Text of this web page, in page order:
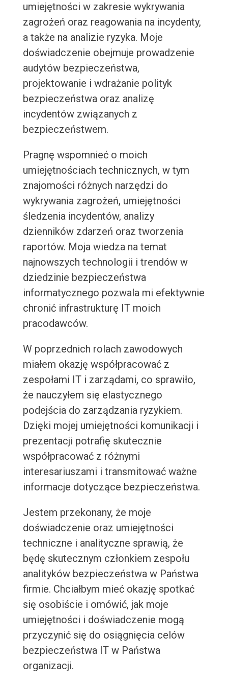
umiejętności w zakresie wykrywania
zagrożeń oraz reagowania na incydenty,
a także na analizie ryzyka. Moje
doświadczenie obejmuje prowadzenie
audytów bezpieczeństwa,
projektowanie i wdrażanie polityk
bezpieczeństwa oraz analizę
incydentów związanych z
bezpieczeństwem.
Pragnę wspomnieć o moich
umiejętnościach technicznych, w tym
znajomości różnych narzędzi do
wykrywania zagrożeń, umiejętności
śledzenia incydentów, analizy
dzienników zdarzeń oraz tworzenia
raportów. Moja wiedza na temat
najnowszych technologii i trendów w
dziedzinie bezpieczeństwa
informatycznego pozwala mi efektywnie
chronić infrastrukturę IT moich
pracodawców.
W poprzednich rolach zawodowych
miałem okazję współpracować z
zespołami IT i zarządami, co sprawiło,
że nauczyłem się elastycznego
podejścia do zarządzania ryzykiem.
Dzięki mojej umiejętności komunikacji i
prezentacji potrafię skutecznie
współpracować z różnymi
interesariuszami i transmitować ważne
informacje dotyczące bezpieczeństwa.
Jestem przekonany, że moje
doświadczenie oraz umiejętności
techniczne i analityczne sprawią, że
będę skutecznym członkiem zespołu
analityków bezpieczeństwa w Państwa
firmie. Chciałbym mieć okazję spotkać
się osobiście i omówić, jak moje
umiejętności i doświadczenie mogą
przyczynić się do osiągnięcia celów
bezpieczeństwa IT w Państwa
organizacji.